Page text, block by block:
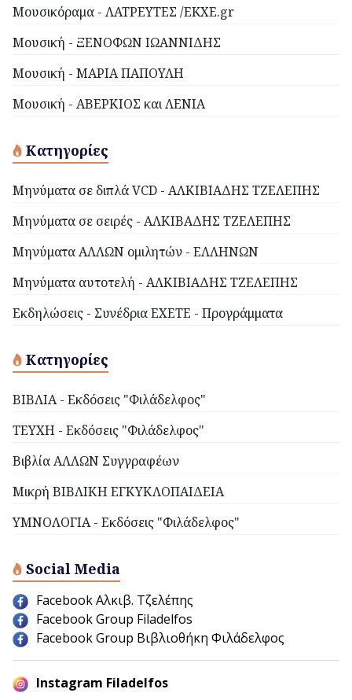
Μουσικόραμα - ΛΑΤΡΕΥΤΕΣ /EKXE.gr
Μουσική - ΞΕΝΟΦΩΝ ΙΩΑΝΝΙΔΗΣ
Μουσική - ΜΑΡΙΑ ΠΑΠΟΥΛΗ
Μουσική - ΑΒΕΡΚΙΟΣ και ΛΕΝΙΑ
Κατηγορίες
Μηνύματα σε διπλά VCD - ΑΛΚΙΒΙΑΔΗΣ ΤΖΕΛΕΠΗΣ
Μηνύματα σε σειρές - ΑΛΚΙΒΑΔΗΣ ΤΖΕΛΕΠΗΣ
Μηνύματα ΑΛΛΩΝ ομιλητών - ΕΛΛΗΝΩΝ
Μηνύματα αυτοτελή - ΑΛΚΙΒΙΑΔΗΣ ΤΖΕΛΕΠΗΣ
Εκδηλώσεις - Συνέδρια ΕΧΕΤΕ - Προγράμματα
Κατηγορίες
ΒΙΒΛΙΑ - Εκδόσεις "Φιλάδελφος"
ΤΕΥΧΗ - Εκδόσεις "Φιλάδελφος"
Βιβλία ΑΛΛΩΝ Συγγραφέων
Μικρή ΒΙΒΛΙΚΗ ΕΓΚΥΚΛΟΠΑΙΔΕΙΑ
ΥΜΝΟΛΟΓΙΑ - Εκδόσεις "Φιλάδελφος"
Social Media
Facebook Αλκιβ. Τζελέπης
Facebook Group Filadelfos
Facebook Group Βιβλιοθήκη Φιλάδελφος
Instagram Filadelfos